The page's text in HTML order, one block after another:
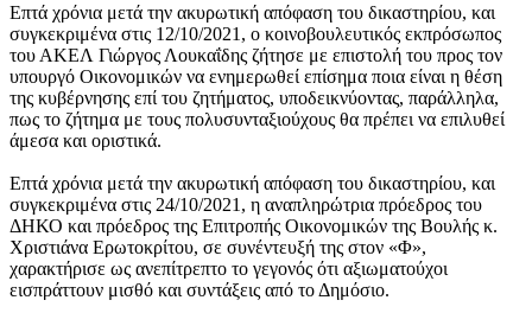
Επτά χρόνια μετά την ακυρωτική απόφαση του δικαστηρίου, και
συγκεκριμένα στις 12/10/2021, ο κοινοβουλευτικός εκπρόσωπος
του ΑΚΕΛ Γιώργος Λουκαΐδης ζήτησε με επιστολή του προς τον
υπουργό Οικονομικών να ενημερωθεί επίσημα ποια είναι η θέση
της κυβέρνησης επί του ζητήματος, υποδεικνύοντας, παράλληλα,
πως το ζήτημα με τους πολυσυνταξιούχους θα πρέπει να επιλυθεί
άμεσα και οριστικά.
Επτά χρόνια μετά την ακυρωτική απόφαση του δικαστηρίου, και
συγκεκριμένα στις 24/10/2021, η αναπληρώτρια πρόεδρος του
ΔΗΚΟ και πρόεδρος της Επιτροπής Οικονομικών της Βουλής κ.
Χριστιάνα Ερωτοκρίτου, σε συνέντευξή της στον «Φ»,
χαρακτήρισε ως ανεπίτρεπτο το γεγονός ότι αξιωματούχοι
εισπράττουν μισθό και συντάξεις από το Δημόσιο.